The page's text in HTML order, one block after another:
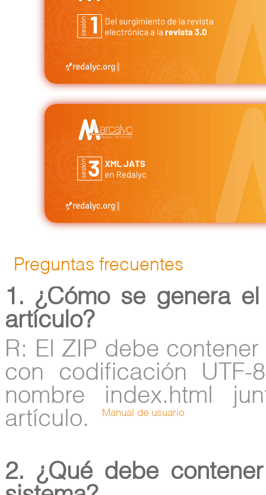
Preguntas frecuentes
1. ¿Cómo se genera
artículo?
R: El ZIP debe
con codificación
nombre index.html
artículo.
Manual de usuario
2. ¿Qué debe